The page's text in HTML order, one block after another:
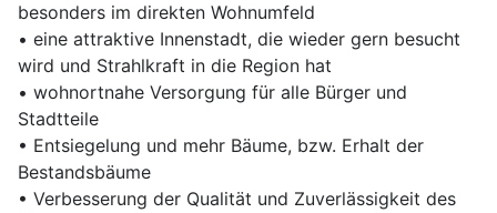
besonders im direkten Wohnumfeld
• eine attraktive Innenstadt, die wieder gern besucht
wird und Strahlkraft in die Region hat
• wohnortnahe Versorgung für alle Bürger und
Stadtteile
• Entsiegelung und mehr Bäume, bzw. Erhalt der
Bestandsbäume
• Verbesserung der Qualität und Zuverlässigkeit des